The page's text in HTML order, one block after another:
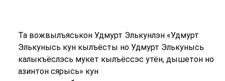
Та вожвылъяськон Удмурт Элькунлэн «Удмурт
Элькунысь кун кылъёсты но Удмурт Элькунысь
калыкъёслэсь мукет кылъёссэс утён, дышетон но
азинтон сярысь» кун